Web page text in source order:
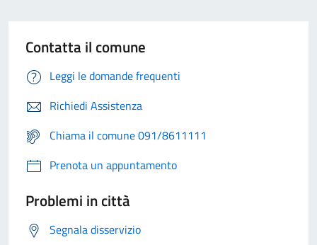
Contatta il comune
Leggi le domande frequenti
Richiedi Assistenza
Chiama il comune 091/8611111
Prenota un appuntamento
Problemi in città
Segnala disservizio